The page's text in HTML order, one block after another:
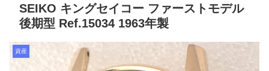
SEIKO キングセイコー ファーストモデル
後期型 Ref.15034 1963年製
資産